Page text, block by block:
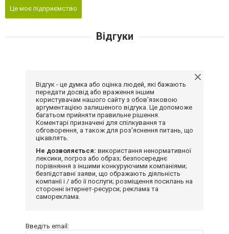
Це моє підприємство
Відгуки
Відгук - це думка або оцінка людей, які бажають
передати досвід або враження іншим
користувачам нашого сайту з обов'язковою
аргументацією залишеного відгука. Це допоможе
багатьом прийняти правильне рішення.
Коментарі призначені для спілкування та
обговорення, а також для роз'яснення питань, що
цікавлять.
Не дозволяється: використання ненормативної
лексики, погроз або образ; безпосереднє
порівняння з іншими конкуруючими компаніями;
безпідставні заяви, що ображають діяльність
компанії і / або її послуги; розміщення посилань на
сторонні інтернет-ресурси; реклама та
самореклама.
Введіть email: